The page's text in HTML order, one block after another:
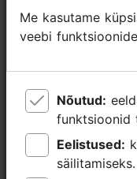
Paldiski mnt
Rocca al Mare
Sadamast 9km
http://
Me kasutame
veebi
Nõutud:
funktsioonid
Eelistused:
säilitamiseks.
Me kasutame
veebi
Nõutud:
funktsioonid
Eelistused:
säilitamiseks.